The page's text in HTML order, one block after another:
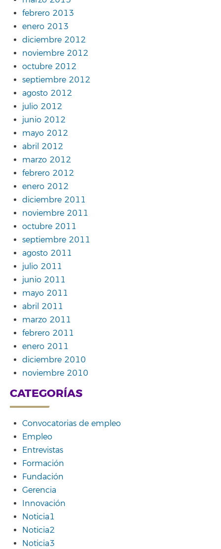
febrero 2013
enero 2013
diciembre 2012
noviembre 2012
octubre 2012
septiembre 2012
agosto 2012
julio 2012
junio 2012
mayo 2012
abril 2012
marzo 2012
febrero 2012
enero 2012
diciembre 2011
noviembre 2011
octubre 2011
septiembre 2011
agosto 2011
julio 2011
junio 2011
mayo 2011
abril 2011
marzo 2011
febrero 2011
enero 2011
diciembre 2010
noviembre 2010
CATEGORÍAS
Convocatorias de empleo
Empleo
Entrevistas
Formación
Fundación
Gerencia
Innovación
Noticia1
Noticia2
Noticia3